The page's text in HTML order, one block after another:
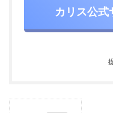
カリス公式